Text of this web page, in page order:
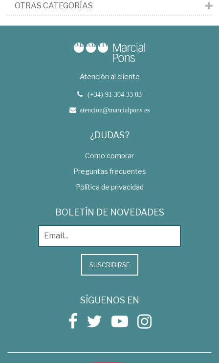
OTRAS CATEGORÍAS
Atención al cliente
(+34) 91 304 33 03
atencion@marcialpons.es
¿DUDAS?
Como comprar
Preguntas frecuentes
Política de privacidad
BOLETÍN DE NOVEDADES
SUSCRIBIRSE
SÍGUENOS EN